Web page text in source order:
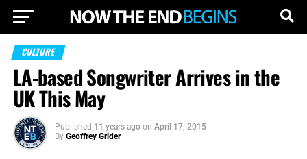
CULTURE
LA-based Songwriter Arrives in the
UK This May
Published 11 years ago on April 17, 2015
By Geoffrey Grider